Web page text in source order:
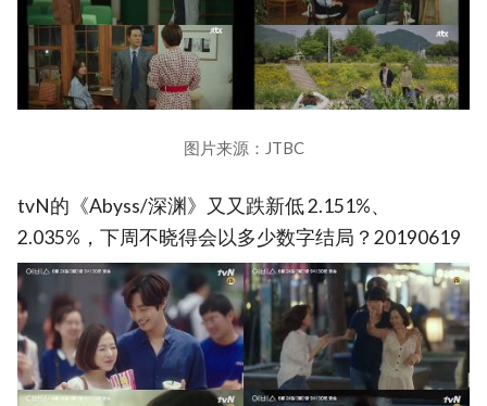
图片来源：JTBC
tvN的《Abyss/深渊》又又跌新低 2.151%、
2.035%，下周不晓得会以多少数字结局？20190619